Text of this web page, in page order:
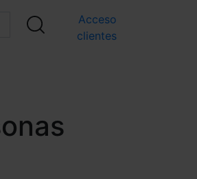
Acceso
clientes